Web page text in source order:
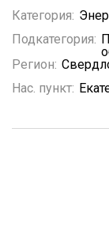
Категория:
Подкатегория:
Регион:
Нас. пункт: